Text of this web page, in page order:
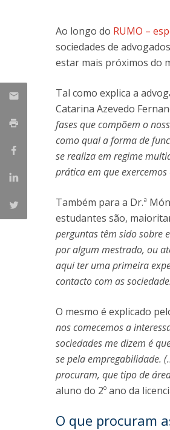
Ao longo do RUMO –
sociedades de
estar mais próximos do
Tal como explica a
Catarina Azevedo
fases que compõem o
como qual a forma de
se realiza em regime
prática em que
Também para a Dr.ª
estudantes são,
perguntas têm sido sobre
por algum mestrado, ou
aqui ter uma primeira
contacto com as
O mesmo é explicado
nos comecemos a
sociedades me dizem é
se pela empregabilidade.
procuram, que tipo de
aluno do 2º ano da
O que procuram